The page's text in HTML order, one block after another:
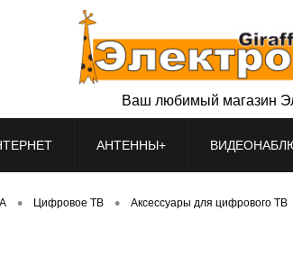
Ваш любимый магазин
АНТЕННЫ+
• Цифровое ТВ • Аксессуары для цифрового ТВ